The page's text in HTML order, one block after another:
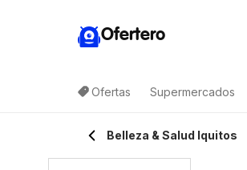
Ofertero
Ofertas Supermercados
Belleza & Salud Iquitos